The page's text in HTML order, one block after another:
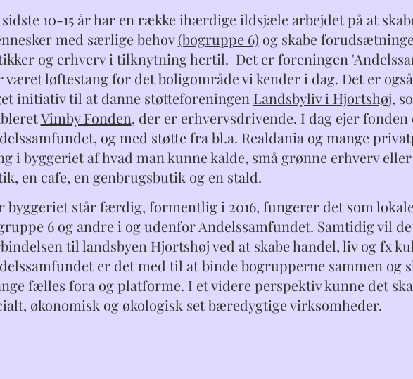
sidste 10-15 år har en række ihærdige ildsjæle arbejdet på at
med særlige behov(bogruppe 6) og skabe
og erhverv i tilknytning hertil. Det er foreningen
været løftestang for det boligområde vi kender i dag. Det er
initiativ til at danne støtteforeningen Landsbyliv i Hjortshøj,
Vimby Fonden, der er erhvervsdrivende. I dag ejer
og med støtte fra bl.a. Realdania og mange
i byggeriet af hvad man kunne kalde, små grønne erhverv
en cafe, en genbrugsbutik og en stald.
byggeriet står færdig, formentlig i 2016, fungerer det som
6 og andre i og udenfor Andelssamfundet. Samtidig vil
til landsbyen Hjortshøj ved at skabe handel, liv og fx
er det med til at binde bogrupperne sammen og
fælles fora og platforme. I et videre perspektiv kunne det
økonomisk og økologisk set bæredygtige virksomheder.